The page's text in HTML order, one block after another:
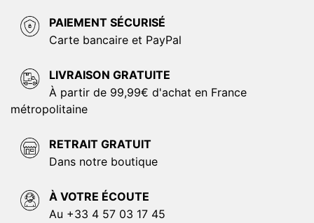
PAIEMENT SÉCURISÉ
Carte bancaire et PayPal
LIVRAISON GRATUITE
À partir de 99,99€ d'achat en France
métropolitaine
RETRAIT GRATUIT
Dans notre boutique
À VOTRE ÉCOUTE
Au +33 4 57 03 17 45